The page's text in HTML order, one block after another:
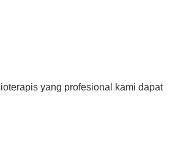
yang profesional kami dapat